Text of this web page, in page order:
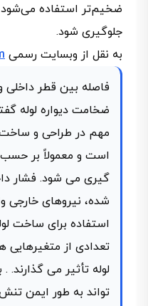
ضخیم‌تر استفاده
جلوگیری شود.
به نقل از وبسایت رسمی
فاصله بین قطر داخلی
ضخامت دیواره لوله
مهم در طراحی و
است و معمولاً بر حسب
گیری می شود. فشار
شده، نیروهای خارجی
استفاده برای ساخت
تعدادی از
لوله تأثیر می
تواند به طور ایمن